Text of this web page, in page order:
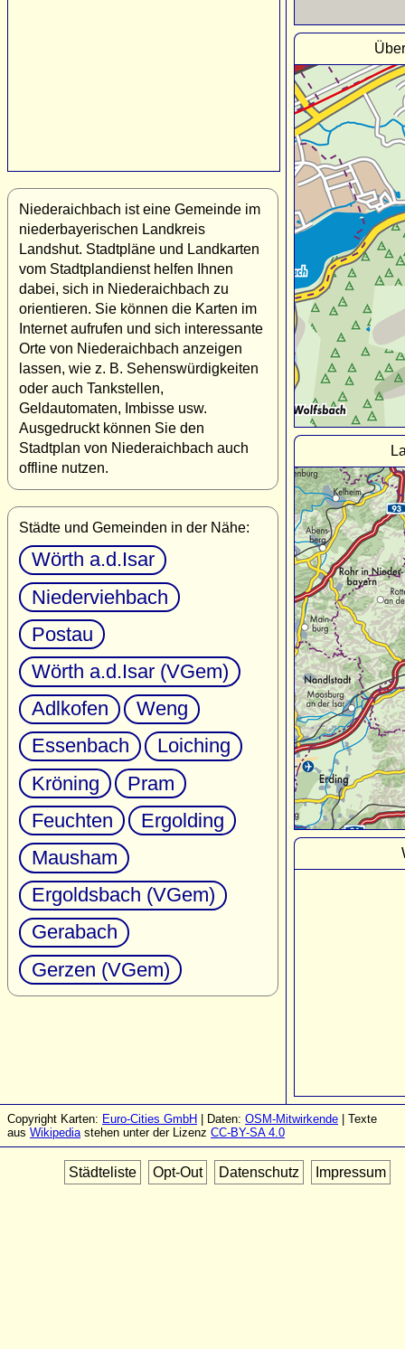
Niederaichbach ist eine Gemeinde im
niederbayerischen Landkreis
Landshut. Stadtpläne und Landkarten
vom Stadtplandienst helfen Ihnen
dabei, sich in Niederaichbach zu
orientieren. Sie können die Karten im
Internet aufrufen und sich interessante
Orte von Niederaichbach anzeigen
lassen, wie z. B. Sehenswürdigkeiten
oder auch Tankstellen,
Geldautomaten, Imbisse usw.
Ausgedruckt können Sie den
Stadtplan von Niederaichbach auch
offline nutzen.
Städte und Gemeinden in der Nähe:
Wörth a.d.Isar
Niederviehbach
Postau
Wörth a.d.Isar (VGem)
Adlkofen
Weng
Essenbach
Loiching
Kröning
Pram
Feuchten
Ergolding
Mausham
Ergoldsbach (VGem)
Gerabach
Gerzen (VGem)
Copyright Karten: Euro-Cities GmbH | Daten: OSM-Mitwirkende | Texte
aus Wikipediastehen unter der Lizenz CC-BY-SA 4.0
Städteliste Opt-Out Datenschutz Impressum